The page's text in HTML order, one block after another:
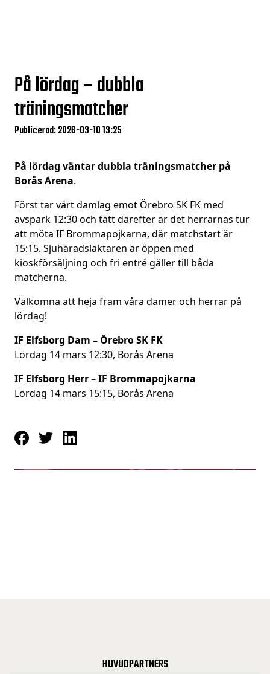
På lördag – dubbla
träningsmatcher
Publicerad: 2026-03-10 13:25
På lördag väntar dubbla träningsmatcher på
Borås Arena.
Först tar vårt damlag emot Örebro SK FK med
avspark 12:30 och tätt därefter är det herrarnas tur
att möta IF Brommapojkarna, där matchstart är
15:15. Sjuhäradsläktaren är öppen med
kioskförsäljning och fri entré gäller till båda
matcherna.
Välkomna att heja fram våra damer och herrar på
lördag!
IF Elfsborg Dam – Örebro SK FK
Lördag 14 mars 12:30, Borås Arena
IF Elfsborg Herr – IF Brommapojkarna
Lördag 14 mars 15:15, Borås Arena
HUVUDPARTNERS